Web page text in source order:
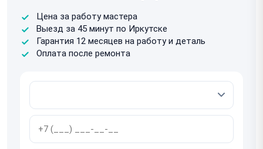
Цена за работу мастера
Выезд за 45 минут по Иркутске
Гарантия 12 месяцев на работу и деталь
Оплата после ремонта